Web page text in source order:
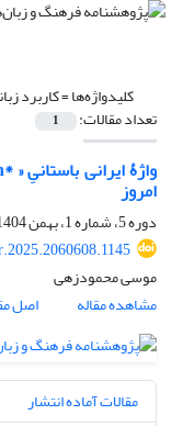
کلیدواژه‌ها =کاربرد
تعداد مقالات: 1
امروز
دوره 5، شماره 1، بهمن 1404، صفحه
موسی محمودزهی
مشاهده مقاله
اصل
مقالات آماده انتشار